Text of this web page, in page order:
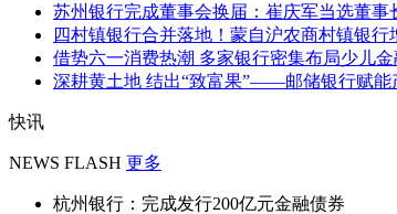
苏州银行完成董事会换届：崔庆军当选董事
四村镇银行合并落地！蒙自沪农商村镇银行
借势六一消费热潮 多家银行密集布局少儿金
深耕黄土地 结出“致富果”——邮储银行赋能
快讯
NEWS FLASH 更多
杭州银行：完成发行200亿元金融债券